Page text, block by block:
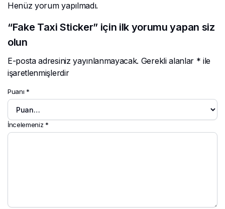
Henüz yorum yapılmadı.
“Fake Taxi Sticker” için ilk yorumu yapan siz
olun
E-posta adresiniz yayınlanmayacak. Gerekli alanlar * ile
işaretlenmişlerdir
Puanı *
İncelemeniz *